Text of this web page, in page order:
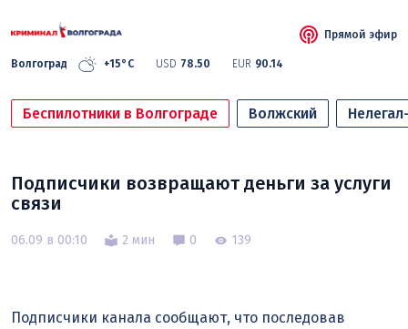
Волгоград +15°C USD 78.50 EUR 90.14
Прямой эфир
Беспилотники в Волгограде Волжский
Подписчики возвращают деньги за услуги
связи
06.09 в 00:10 2 мин 0 139
Подписчики канала сообщают, что последовав